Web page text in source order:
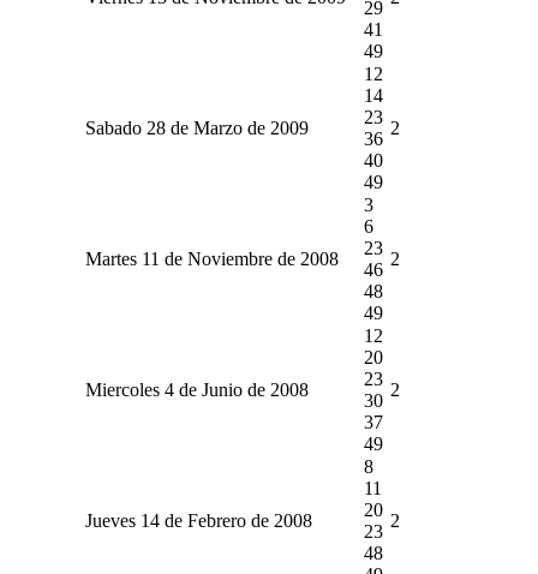
29
41
49
Sabado 28 de Marzo de 2009
12
14
23
36
40
49
2
Martes 11 de Noviembre de 2008
3
6
23
46
48
49
2
Miercoles 4 de Junio de 2008
12
20
23
30
37
49
2
Jueves 14 de Febrero de 2008
8
11
20
23
48
2